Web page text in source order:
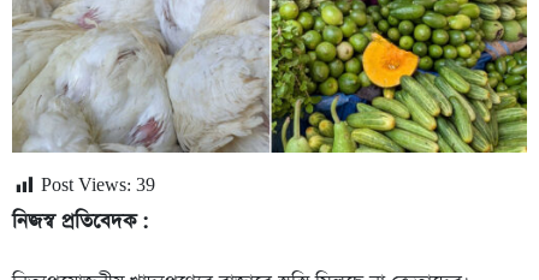
Post Views: 39
নিজস্ব প্রতিবেদক :